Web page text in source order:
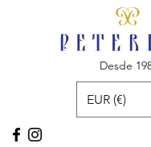
Desde
EUR (€)